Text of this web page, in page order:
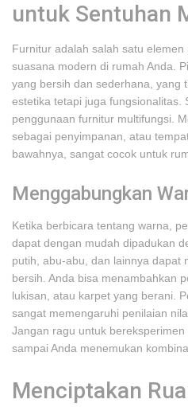
untuk Sentuhan
Furnitur adalah salah satu
suasana modern di rumah Anda.
yang bersih dan sederhana, yang
estetika tetapi juga fungsionalitas.
penggunaan furnitur multifungsi.
sebagai penyimpanan, atau
bawahnya, sangat cocok untuk
Menggabungkan
Ketika berbicara tentang warna,
dapat dengan mudah dipadukan
putih, abu-abu, dan lainnya dapat
bersih. Anda bisa menambahkan
lukisan, atau karpet yang berani.
sangat memengaruhi penilaian
Jangan ragu untuk
sampai Anda menemukan
Menciptakan